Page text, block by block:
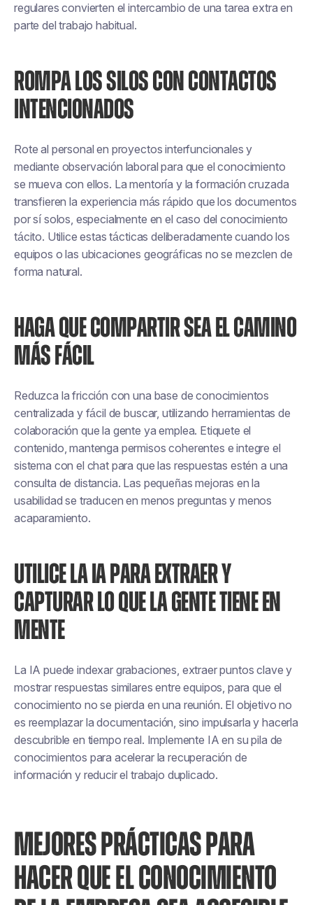
regulares convierten el intercambio de una tarea extra en
parte del trabajo habitual.
ROMPA LOS SILOS CON CONTACTOS
INTENCIONADOS
Rote al personal en proyectos interfuncionales y
mediante observación laboral para que el conocimiento
se mueva con ellos. La mentoría y la formación cruzada
transfieren la experiencia más rápido que los documentos
por sí solos, especialmente en el caso del conocimiento
tácito. Utilice estas tácticas deliberadamente cuando los
equipos o las ubicaciones geográficas no se mezclen de
forma natural.
HAGA QUE COMPARTIR SEA EL CAMINO
MÁS FÁCIL
Reduzca la fricción con una base de conocimientos
centralizada y fácil de buscar, utilizando herramientas de
colaboración que la gente ya emplea. Etiquete el
contenido, mantenga permisos coherentes e integre el
sistema con el chat para que las respuestas estén a una
consulta de distancia. Las pequeñas mejoras en la
usabilidad se traducen en menos preguntas y menos
acaparamiento.
UTILICE LA IA PARA EXTRAER Y
CAPTURAR LO QUE LA GENTE TIENE EN
MENTE
La IA puede indexar grabaciones, extraer puntos clave y
mostrar respuestas similares entre equipos, para que el
conocimiento no se pierda en una reunión. El objetivo no
es reemplazar la documentación, sino impulsarla y hacerla
descubrible en tiempo real. Implemente IA en su pila de
conocimientos para acelerar la recuperación de
información y reducir el trabajo duplicado.
MEJORES PRÁCTICAS PARA
HACER QUE EL CONOCIMIENTO